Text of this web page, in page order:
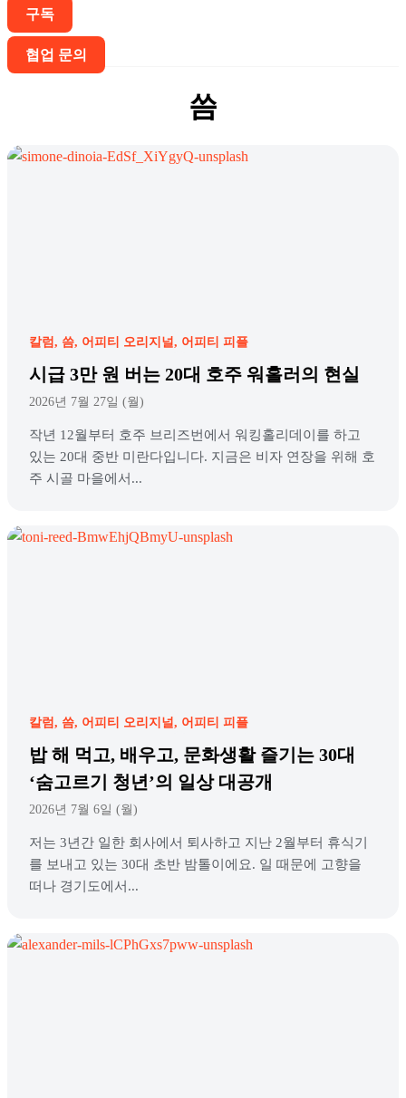
구독
협업 문의
씀
칼럼 씀 어피티 오리지널 어피티 피플
시급 3만 원 버는 20대 호주 워홀러의 현실
2026년 7월 27일 (월)
작년 12월부터 호주 브리즈번에서 워킹홀리데이를 하고
있는 20대 중반 미란다입니다. 지금은 비자 연장을 위해 호
주 시골 마을에서...
칼럼 씀 어피티 오리지널 어피티 피플
밥 해 먹고, 배우고, 문화생활 즐기는 30대
‘숨고르기 청년’의 일상 대공개
2026년 7월 6일 (월)
저는 3년간 일한 회사에서 퇴사하고 지난 2월부터 휴식기
를 보내고 있는 30대 초반 밤톨이에요. 일 때문에 고향을
떠나 경기도에서...